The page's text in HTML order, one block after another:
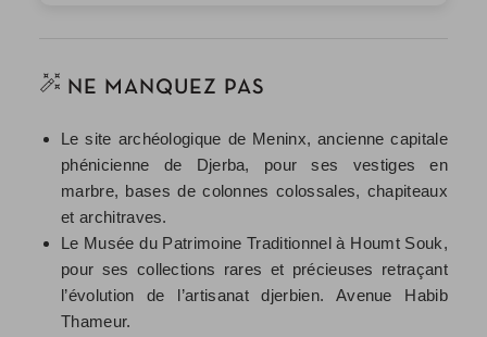
NE MANQUEZ PAS
Le site archéologique de Meninx, ancienne capitale
phénicienne de Djerba, pour ses vestiges en
marbre, bases de colonnes colossales, chapiteaux
et architraves.
Le Musée du Patrimoine Traditionnel à Houmt Souk,
pour ses collections rares et précieuses retraçant
l’évolution de l’artisanat djerbien. Avenue Habib
Thameur.